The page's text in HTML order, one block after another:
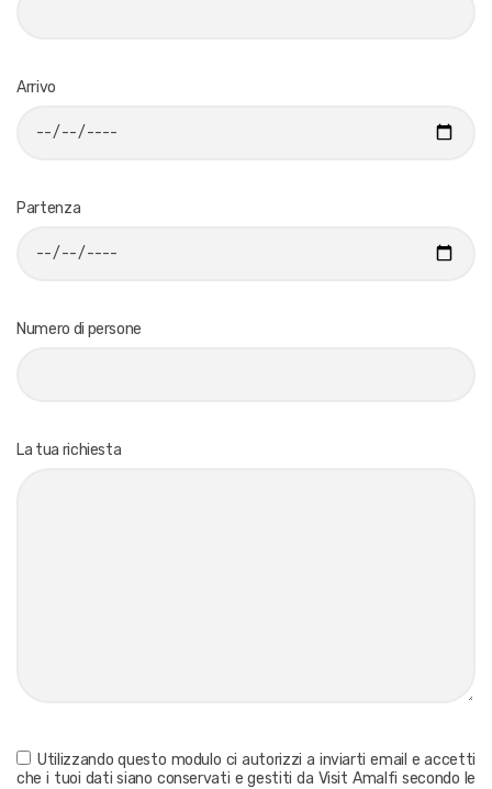
Arrivo
Partenza
Numero di persone
La tua richiesta
Utilizzando questo modulo ci autorizzi a inviarti email e accetti
che i tuoi dati siano conservati e gestiti da Visit Amalfi secondo le